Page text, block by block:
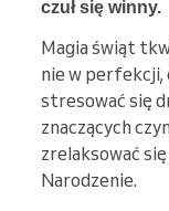
czuł się winny.
Magia świąt
nie w perfekcji,
stresować się
znaczących
zrelaksować
Narodzenie.